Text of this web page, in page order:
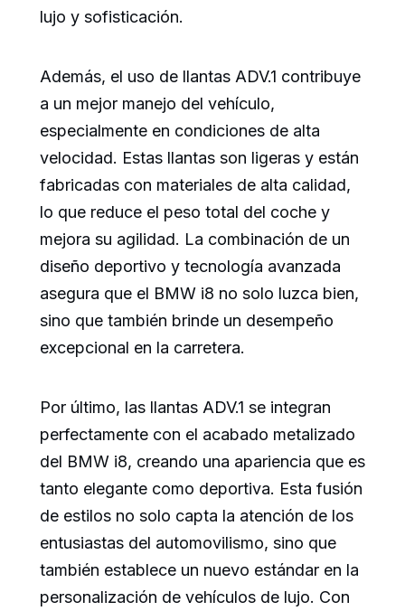
lujo y sofisticación.
Además, el uso de llantas ADV.1 contribuye
a un mejor manejo del vehículo,
especialmente en condiciones de alta
velocidad. Estas llantas son ligeras y están
fabricadas con materiales de alta calidad,
lo que reduce el peso total del coche y
mejora su agilidad. La combinación de un
diseño deportivo y tecnología avanzada
asegura que el BMW i8 no solo luzca bien,
sino que también brinde un desempeño
excepcional en la carretera.
Por último, las llantas ADV.1 se integran
perfectamente con el acabado metalizado
del BMW i8, creando una apariencia que es
tanto elegante como deportiva. Esta fusión
de estilos no solo capta la atención de los
entusiastas del automovilismo, sino que
también establece un nuevo estándar en la
personalización de vehículos de lujo. Con